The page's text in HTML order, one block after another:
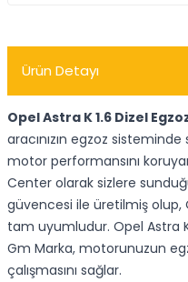
Ürün Detayı
Opel Astra K 1.6 Dizel
aracınızın egzoz sisteminde
motor performansını
Center olarak sizlere
güvencesi ile üretilmiş olup,
tam uyumludur. Opel Astra
Gm Marka, motorunuzun
çalışmasını sağlar.